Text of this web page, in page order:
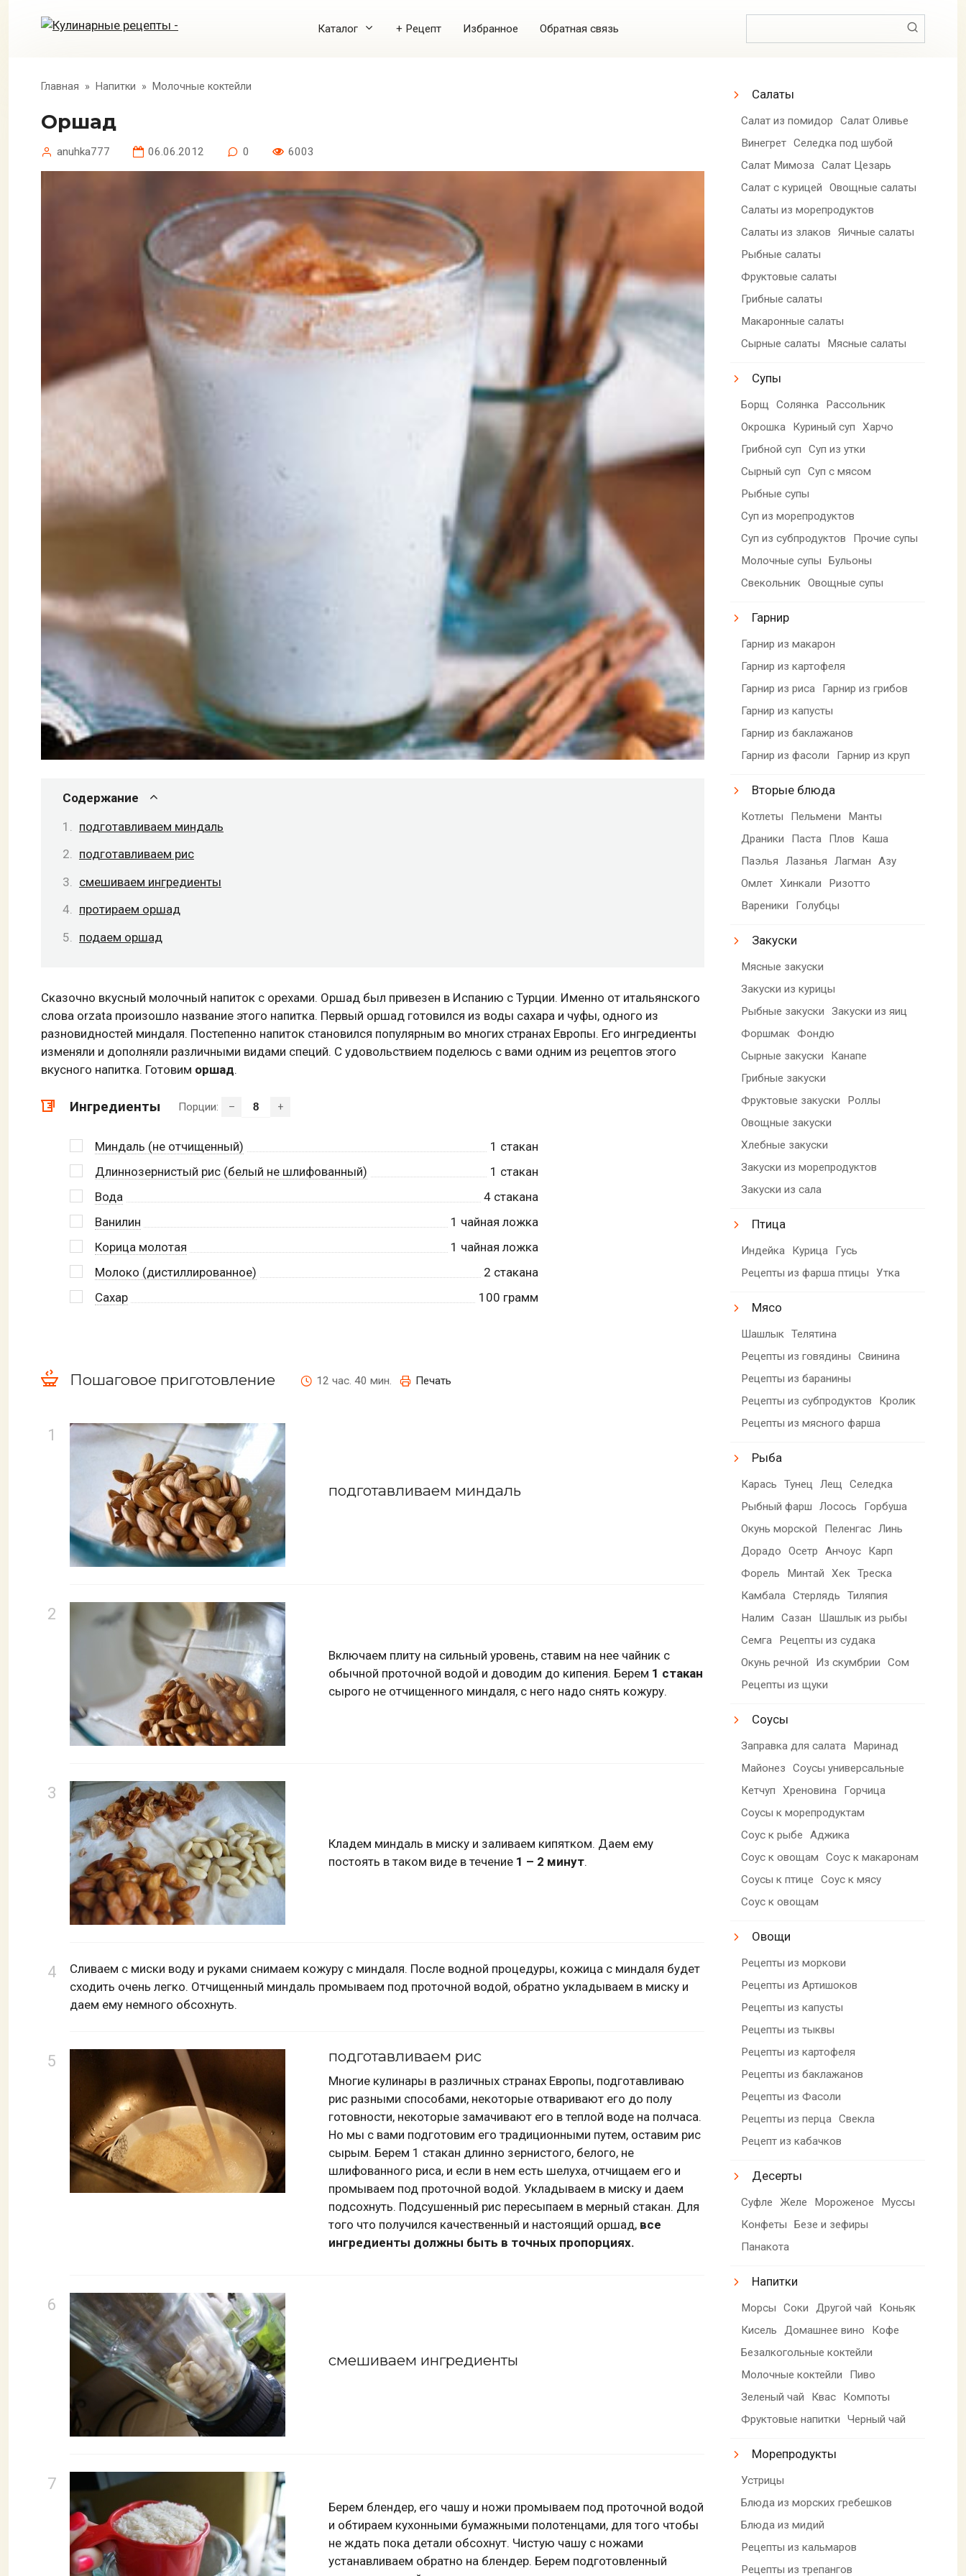
Каталог + Рецепт Избранное Обратная связь
Главная » Напитки » Молочные коктейли
Оршад
anuhka777 06.06.2012 0 6003
Содержание
подготавливаем миндаль
подготавливаем рис
смешиваем ингредиенты
протираем оршад
подаем оршад
Сказочно вкусный молочный напиток с орехами. Оршад был привезен в Испанию с Турции. Именно от итальянского
слова orzata произошло название этого напитка. Первый оршад готовился из воды сахара и чуфы, одного из
разновидностей миндаля. Постепенно напиток становился популярным во многих странах Европы. Его ингредиенты
изменяли и дополняли различными видами специй. С удовольствием поделюсь с вами одним из рецептов этого
вкусного напитка. Готовим оршад.
Ингредиенты Порции: – +
Миндаль (не отчищенный) 1 стакан
Длиннозернистый рис (белый не шлифованный)
1 стакан
Вода
4стакана
Ванилин
1 чайная ложка
Корица молотая
1 чайная ложка
Молоко (дистиллированное)
2 стакана
Сахар
100 грамм
Пошаговое приготовление 12 час. 40 мин. Печать
подготавливаем миндаль
Включаем плиту на сильный уровень, ставим на нее чайник с
обычной проточной водой и доводим до кипения. Берем 1 стакан
сырого не отчищенного миндаля, с него надо снять кожуру.
Кладем миндаль в миску и заливаем кипятком. Даем ему
постоять в таком виде в течение 1 – 2 минут.
Сливаем с миски воду и руками снимаем кожуру с миндаля. После водной процедуры, кожица с миндаля будет
сходить очень легко. Отчищенный миндаль промываем под проточной водой, обратно укладываем в миску и
даем ему немного обсохнуть.
подготавливаем рис
Многие кулинары в различных странах Европы, подготавливаю
рис разными способами, некоторые отваривают его до полу
готовности, некоторые замачивают его в теплой воде на полчаса.
Но мы с вами подготовим его традиционными путем, оставим рис
сырым. Берем 1 стакан длинно зернистого, белого, не
шлифованного риса, и если в нем есть шелуха, отчищаем его и
промываем под проточной водой. Укладываем в миску и даем
подсохнуть. Подсушенный рис пересыпаем в мерный стакан. Для
того что получился качественный и настоящий оршад, все
ингредиенты должны быть в точных пропорциях.
смешиваем ингредиенты
Берем блендер, его чашу и ножи промываем под проточной водой
и обтираем кухонными бумажными полотенцами, для того чтобы
не ждать пока детали обсохнут. Чистую чашу с ножами
устанавливаем обратно на блендер. Берем подготовленный
Салаты
Салат из помидор
Салат Оливье
Винегрет Селедка под шубой
Салат Мимоза Салат Цезарь
Салат с курицей
Овощные салаты
Салаты из морепродуктов
Салаты из злаков
Яичные салаты
Рыбные салаты
Фруктовые салаты
Грибные салаты
Макаронные салаты
Сырные салаты
Мясные салаты
Супы
Борщ Солянка
Рассольник
Окрошка
Куриный суп
Харчо
Грибной суп
Суп из утки
Сырный суп
Суп с мясом
Рыбные супы
Суп из морепродуктов
Суп из субпродуктов
Прочие супы
Молочные супы
Бульоны
Свекольник Овощные супы
Гарнир
Гарнир из макарон
Гарнир из картофеля
Гарнир из риса
Гарнир из грибов
Гарнир из капусты
Гарнир из баклажанов
Гарнир из фасоли
Гарнир из круп
Вторые блюда
Котлеты Пельмени
Манты
Драники
Паста Плов
Каша
Паэлья
Лазанья Лагман
Азу
Омлет Хинкали
Ризотто
Вареники
Голубцы
Закуски
Мясные закуски
Закуски из курицы
Рыбные закуски
Закуски из яиц
Форшмак Фондю
Сырные закуски
Канапе
Грибные закуски
Фруктовые закуски
Роллы
Овощные закуски
Хлебные закуски
Закуски из морепродуктов
Закуски из сала
Птица
Индейка Курица
Гусь
Рецепты из фарша птицы
Утка
Мясо
Шашлык Телятина
Рецепты из говядины
Свинина
Рецепты из баранины
Рецепты из субпродуктов
Кролик
Рецепты из мясного фарша
Рыба
Карась Тунец Лещ
Селедка
Рыбный фарш
Лосось
Горбуша
Окунь морской
Пеленгас Линь
Дорадо
Осетр Анчоус
Карп
Форель
Минтай Хек Треска
Камбала Стерлядь
Тиляпия
Налим
Сазан
Шашлык из рыбы
Семга
Рецепты из судака
Окунь речной
Из скумбрии
Сом
Рецепты из щуки
Соусы
Заправка для салата
Маринад
Майонез
Соусы универсальные
Кетчуп
Хреновина
Горчица
Соусы к морепродуктам
Соус к рыбе
Аджика
Соус к овощам
Соус к макаронам
Соусы к птице
Соус к мясу
Соус к овощам
Овощи
Рецепты из моркови
Рецепты из Артишоков
Рецепты из капусты
Рецепты из тыквы
Рецепты из картофеля
Рецепты из баклажанов
Рецепты из Фасоли
Рецепты из перца Свекла
Рецепт из кабачков
Десерты
Суфле Желе Мороженое
Муссы
Конфеты
Безе и зефиры
Панакота
Напитки
Морсы Соки Другой чай
Коньяк
Кисель
Домашнее вино
Кофе
Безалкогольные коктейли
Молочные коктейли
Пиво
Зеленый чай
Квас
Компоты
Фруктовые напитки
Черный чай
Морепродукты
Устрицы
Блюда из морских гребешков
Блюда из мидий
Рецепты из кальмаров
Рецепты из трепангов